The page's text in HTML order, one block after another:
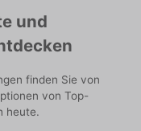
und
finden Sie von
von Top-
heute.